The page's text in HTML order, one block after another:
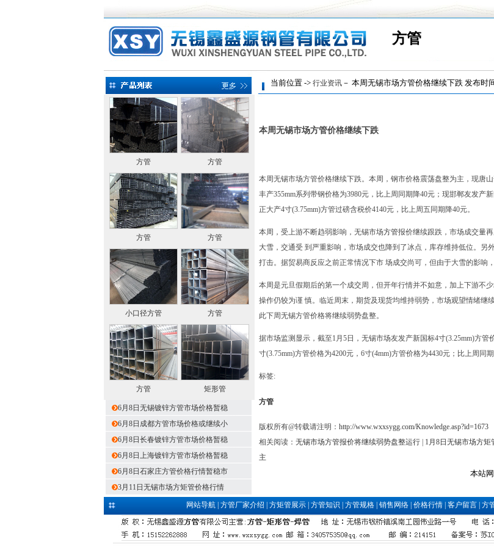
方管
方管 方管
方管 方管
小口径方管 方管
方管 矩形管
6月8日无锡镀锌方管市场价格暂稳
6月8日成都方管市场价格或继续小
6月8日长春镀锌方管市场价格暂稳
6月8日上海镀锌方管市场价格暂稳
6月8日石家庄方管价格行情暂稳市
3月11日无锡市场方矩管价格行情
当前位置 -> 行业资讯－ 本周无锡市场方管价格继续下跌 发布时
本周无锡市场方管价格继续下跌
本周无锡市场方管价格继续下跌。本周，钢市价格震荡盘整为主，现唐
丰产355mm系列带钢价格为3980元，比上周同期降40元；现邯郸友发产
正大产4寸(3.75mm)方管过磅含税价4140元，比上周五同期降40元。
本周，受上游不断趋弱影响，无锡市场方管报价继续跟跌，市场成交量
大雪，交通受 到严重影响，市场成交也降到了冰点，库存维持低位。
打击。据贸易商反应之前正常情况下市 场成交尚可，但由于大雪的影响
本周是元旦假期后的第一个成交周，但开年行情并不如意，加上下游不
操作仍较为谨 慎。临近周末，期货及现货均维持弱势，市场观望情绪继
此下周无锡方管价格将继续弱势盘整。
据市场监测显示，截至1月5日，无锡市场友发产新国标4寸(3.25mm)方
寸(3.75mm)方管价格为4200元，6寸(4mm)方管价格为4430元；比上周同期
标签:
方管
版权所有@转载请注明： http://www.wxxsygg.com/Knowledge.asp?id=1673
相关阅读： 无锡市场方管报价将继续弱势盘整运行| 1月8日无锡市场方
主
本站网
网站导航 方管厂家介绍 方矩管展示 方管知识 方管规格 销售网络 价格行情 客户留言 方